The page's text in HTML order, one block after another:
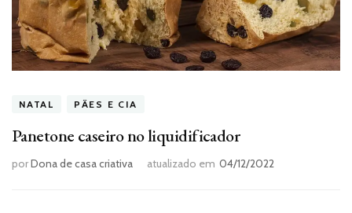
NATAL PÃES E CIA
Panetone caseiro no liquidificador
porDona de casa criativa atualizado em 04/12/2022